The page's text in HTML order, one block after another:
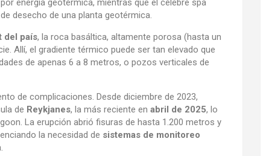
energía geotérmica, mientras que el célebre spa
desecho de una planta geotérmica.
del país, la roca basáltica, altamente porosa (hasta un
Allí, el gradiente térmico puede ser tan elevado que
de apenas 6 a 8 metros, o pozos verticales de
de complicaciones. Desde diciembre de 2023,
de Reykjanes, la más reciente en abril de 2025, lo
La erupción abrió fisuras de hasta 1.200 metros y
la necesidad de sistemas de monitoreo